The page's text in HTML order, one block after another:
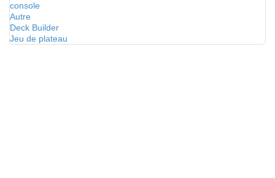
console
Autre
Deck Builder
Jeu de plateau